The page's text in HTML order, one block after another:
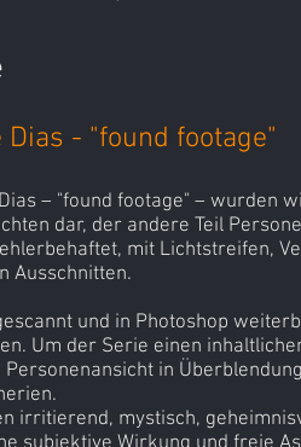
- "found footage"
– "found footage" – wurden
dar, der andere Teil
mit Lichtstreifen,
Ausschnitten.
und in Photoshop
Um der Serie einen
in
irritierend, mystisch,